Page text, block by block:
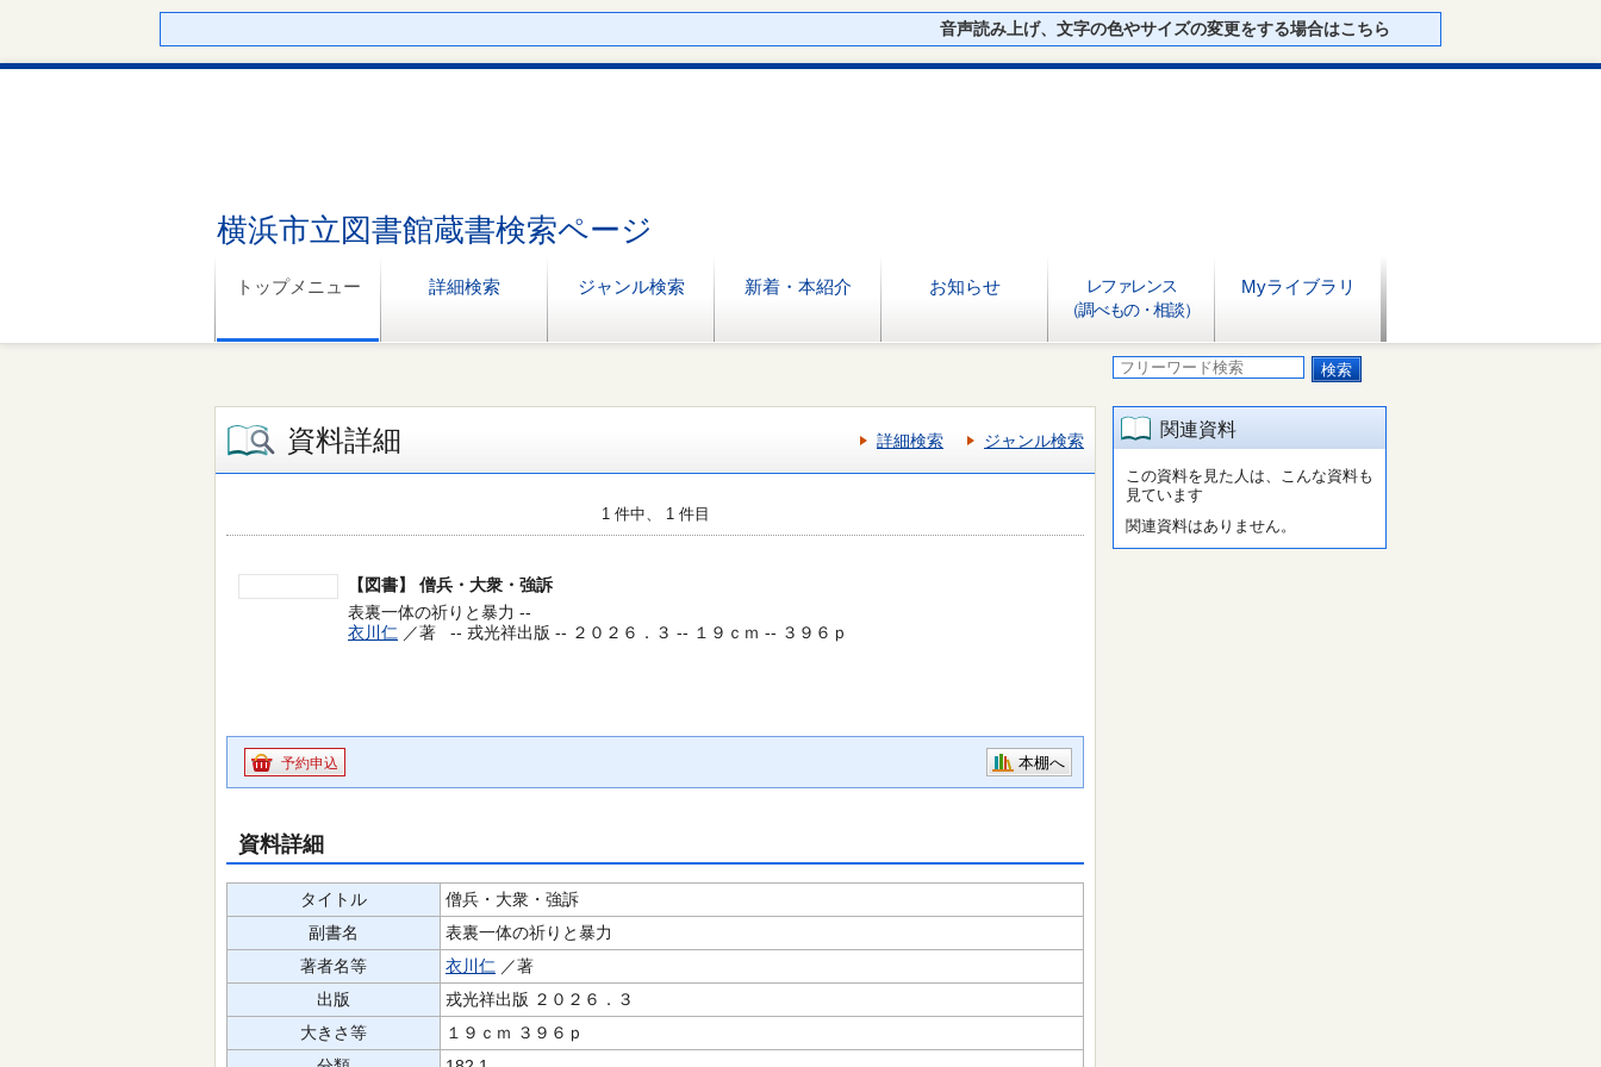
音声読み上げ、文字の色やサイズの変更をする場合はこちら
横浜市立図書館蔵書検索ページ
トップメニュー 詳細検索 ジャンル検索 新着・本紹介 お知らせ
レファレンス
（調べもの・相談）
Myライブラリ
資料詳細 詳細検索 ジャンル検索
1 件中、 1 件目
【図書】
僧兵・大衆・強訴
表裏一体の祈りと暴力 --
衣川仁 ／著 -- 戎光祥出版 -- ２０２６．３ -- １９ｃｍ -- ３９６ｐ
予約申込 本棚へ
資料詳細
タイトル
僧兵・大衆・強訴
副書名
表裏一体の祈りと暴力
著者名等
衣川仁 ／著
出版
戎光祥出版 ２０２６．３
大きさ等
１９ｃｍ ３９６ｐ
関連資料
この資料を見た人は、こんな資料も
見ています
関連資料はありません。